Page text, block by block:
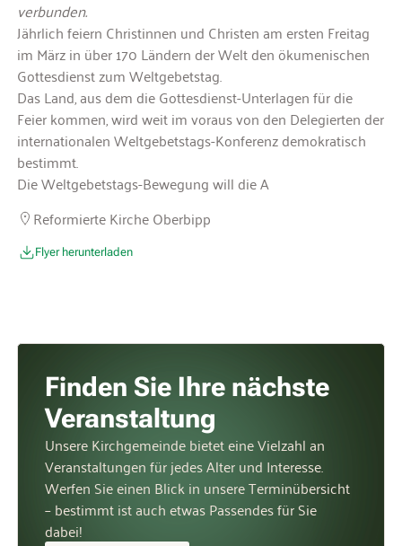
verbunden.
Jährlich feiern Christinnen und Christen am ersten Freitag
im März in über 170 Ländern der Welt den ökumenischen
Gottesdienst zum Weltgebetstag.
Das Land, aus dem die Gottesdienst-Unterlagen für die
Feier kommen, wird weit im voraus von den Delegierten der
internationalen Weltgebetstags-Konferenz demokratisch
bestimmt.
Die Weltgebetstags-Bewegung will die A
Reformierte Kirche Oberbipp
Flyer herunterladen
Finden Sie Ihre nächste
Veranstaltung
Unsere Kirchgemeinde bietet eine Vielzahl an
Veranstaltungen für jedes Alter und Interesse.
Werfen Sie einen Blick in unsere Terminübersicht
– bestimmt ist auch etwas Passendes für Sie
dabei!